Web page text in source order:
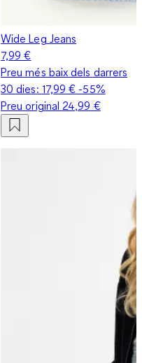
Wide Leg Jeans
7,99 €
Preu més baix dels darrers
30 dies: 17,99 € -55%
Preu original 24,99 €